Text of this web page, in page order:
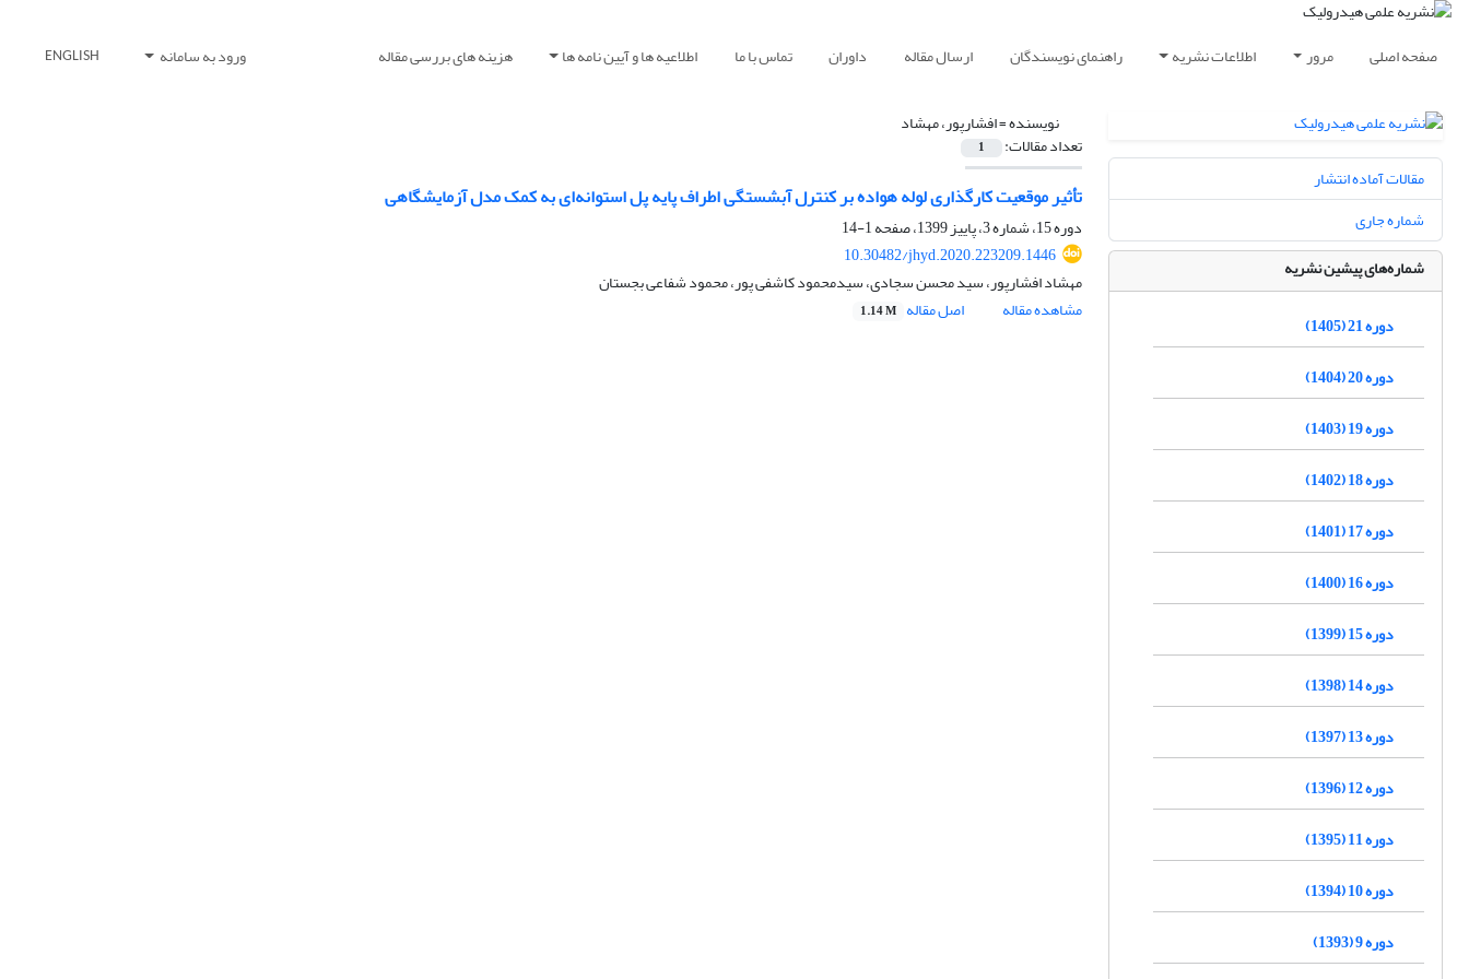
صفحه اصلی مرور اطلاعات نشریه راهنمای نویسندگان ارسال مقاله داوران تماس با ما اطلاعیه ها و آیین نامه ها هزینه های بررسی مقاله ورود به سامانه ENGLISH
نویسنده =افشارپور، مهشاد
تعداد مقالات: 1
تأثیر موقعیت کارگذاری لوله هواده بر کنترل آبشستگی اطراف پایه پل استوانه‌ای به کمک مدل آزمایشگاهی
دوره 15، شماره 3، پاییز 1399، صفحه
1-14
10.30482/jhyd.2020.223209.1446
مهشاد افشارپور، سید محسن سجادی، سیدمحمود کاشفی پور، محمود شفاعی بجستان
مشاهده مقاله
اصل مقاله 1.14 M
مقالات آماده انتشار
شماره جاری
شماره‌های پیشین نشریه
دوره 21 (1405)
دوره 20 (1404)
دوره 19 (1403)
دوره 18 (1402)
دوره 17 (1401)
دوره 16 (1400)
دوره 15 (1399)
دوره 14 (1398)
دوره 13 (1397)
دوره 12 (1396)
دوره 11 (1395)
دوره 10 (1394)
دوره 9 (1393)